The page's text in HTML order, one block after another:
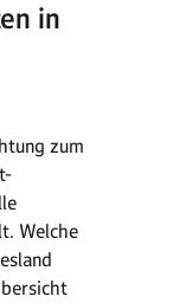
in
zum
Welche